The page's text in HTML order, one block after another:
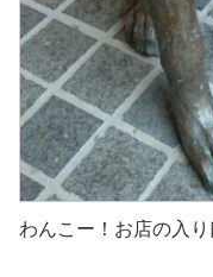
わんこー！お店の入